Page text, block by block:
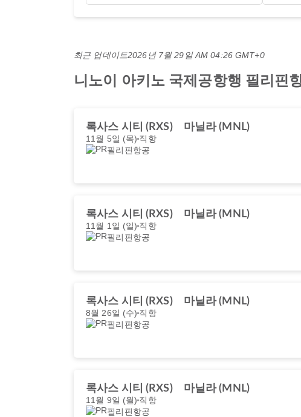
최근 업데이트2026년 7월 29일 AM 04:26 GMT+0
니노이 아키노 국제공항행 필리핀
록사스 시티 (RXS) 마닐라 (MNL)
11월 5일 (목) 직항
필리핀항공
록사스 시티 (RXS) 마닐라 (MNL)
11월 1일 (일) 직항
필리핀항공
록사스 시티 (RXS) 마닐라 (MNL)
8월 26일 (수) 직항
필리핀항공
록사스 시티 (RXS) 마닐라 (MNL)
11월 9일 (월) 직항
필리핀항공